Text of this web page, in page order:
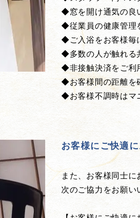
◆窓を開け通気の良
◆従業員の健康管理
◆ご入浴をお客様毎
◆多数の人が触れる
◆非接触決済をご利
◆お客様間の距離を
◆お客様不調時はマ
お客様にご快適
また、お客様同士に
次のご協力をお願い